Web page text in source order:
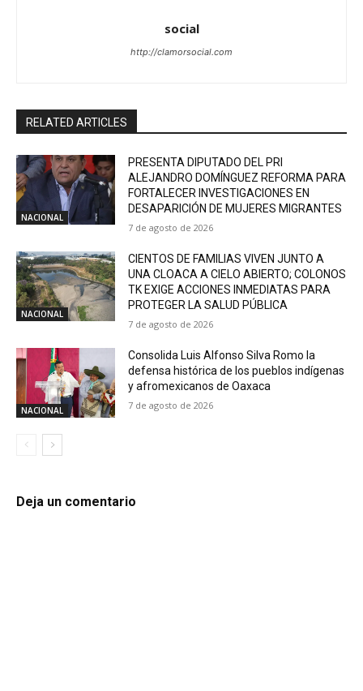
social
http://clamorsocial.com
RELATED ARTICLES
NACIONAL
PRESENTA DIPUTADO DEL PRI
ALEJANDRO DOMÍNGUEZ REFORMA PARA
FORTALECER INVESTIGACIONES EN
DESAPARICIÓN DE MUJERES MIGRANTES
7 de agosto de 2026
NACIONAL
CIENTOS DE FAMILIAS VIVEN JUNTO A
UNA CLOACA A CIELO ABIERTO; COLONOS
TK EXIGE ACCIONES INMEDIATAS PARA
PROTEGER LA SALUD PÚBLICA
7 de agosto de 2026
NACIONAL
Consolida Luis Alfonso Silva Romo la
defensa histórica de los pueblos indígenas
y afromexicanos de Oaxaca
7 de agosto de 2026
Deja un comentario